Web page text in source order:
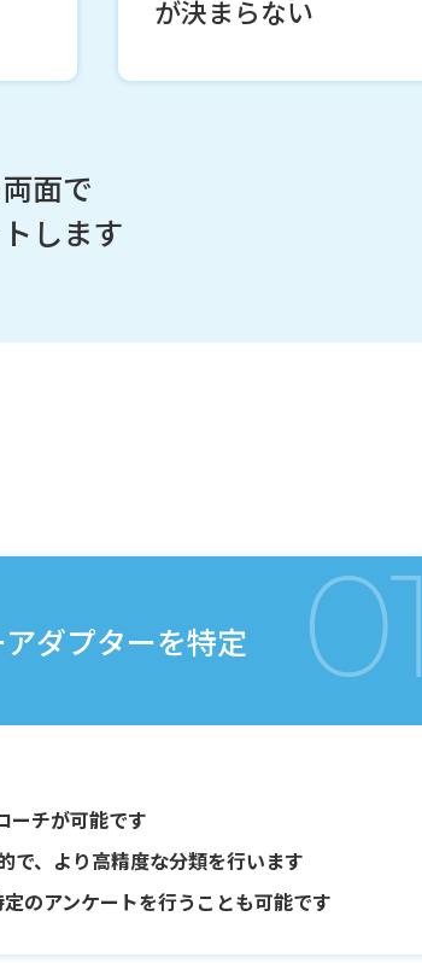
が決まらない
面で
します
ダプターを特定 01
ーチが可能です
で、より高精度な分類を行います
のアンケートを行うことも可能です